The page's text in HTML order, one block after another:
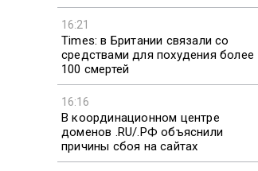
16:21
Times: в Британии связали со
средствами для похудения более
100 смертей
16:16
В координационном центре
доменов .RU/.РФ объяснили
причины сбоя на сайтах